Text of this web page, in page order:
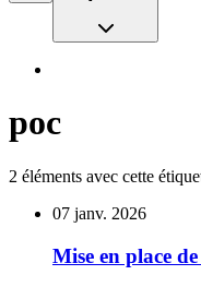
poc
2 éléments avec cette
07 janv. 2026
Mise en place